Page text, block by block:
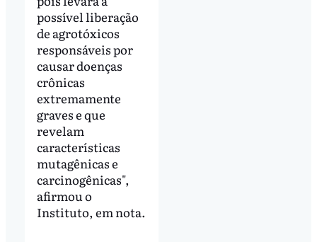
possível liberação
de agrotóxicos
responsáveis por
causar doenças
crônicas
extremamente
graves e que
revelam
características
mutagênicas e
carcinogênicas",
afirmou o
Instituto, em nota.